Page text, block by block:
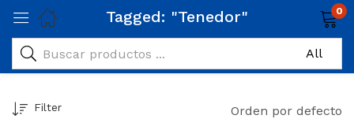
Tagged: "Tenedor" 0
Filter Orden por defecto